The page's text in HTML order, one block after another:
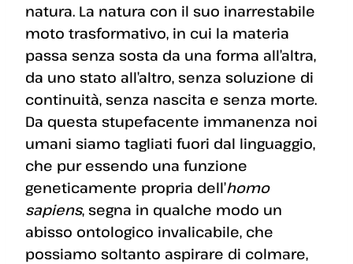
natura. La natura con il suo inarrestabile
moto trasformativo, in cui la materia
passa senza sosta da una forma all’altra,
da uno stato all’altro, senza soluzione di
continuità, senza nascita e senza morte.
Da questa stupefacente immanenza noi
umani siamo tagliati fuori dal linguaggio,
che pur essendo una funzione
geneticamente propria dell’homo
sapiens, segna in qualche modo un
abisso ontologico invalicabile, che
possiamo soltanto aspirare di colmare,